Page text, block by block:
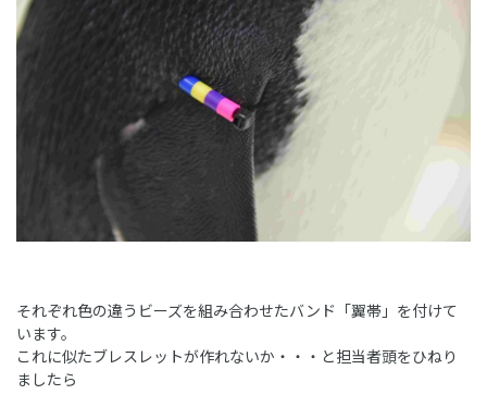
それぞれ色の違うビーズを組み合わせたバンド「翼帯」を付けて
います。
これに似たブレスレットが作れないか・・・と担当者頭をひねり
ましたら